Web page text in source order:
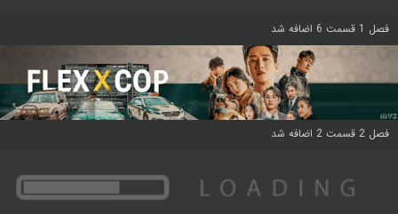
فصل 1 قسمت 6 اضافه شد
فصل 2 قسمت 2 اضافه شد